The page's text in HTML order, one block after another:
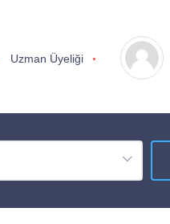
Uzman Üyeliği